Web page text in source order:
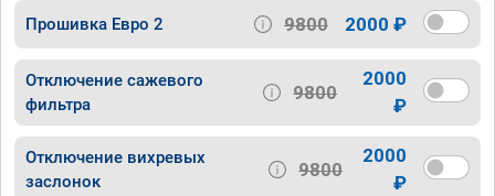
Прошивка Евро 2 9800 2000 ₽
Отключение сажевого
фильтра
9800
2000
₽
Отключение вихревых
заслонок
9800
2000
₽